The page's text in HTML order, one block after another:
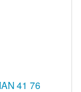
41 76